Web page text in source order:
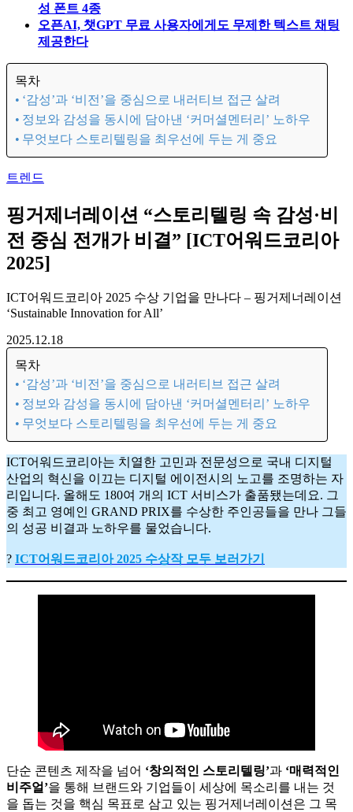
성 폰트 4종
오픈AI, 챗GPT 무료 사용자에게도 무제한 텍스트 채팅
제공한다
목차
‘감성’과 ‘비전’을 중심으로 내러티브 접근 살려
정보와 감성을 동시에 담아낸 ‘커머셜멘터리’ 노하우
무엇보다 스토리텔링을 최우선에 두는 게 중요
트렌드
핑거제너레이션 “스토리텔링 속 감성·비
전 중심 전개가 비결” [ICT어워드코리아
2025]
ICT어워드코리아 2025 수상 기업을 만나다 – 핑거제너레이션
‘Sustainable Innovation for All’
2025.12.18
목차
‘감성’과 ‘비전’을 중심으로 내러티브 접근 살려
정보와 감성을 동시에 담아낸 ‘커머셜멘터리’ 노하우
무엇보다 스토리텔링을 최우선에 두는 게 중요
ICT어워드코리아는 치열한 고민과 전문성으로 국내 디지털
산업의 혁신을 이끄는 디지털 에이전시의 노고를 조명하는 자
리입니다. 올해도 180여 개의 ICT 서비스가 출품됐는데요. 그
중 최고 영예인 GRAND PRIX를 수상한 주인공들을 만나 그들
의 성공 비결과 노하우를 물었습니다.
? ICT어워드코리아 2025 수상작 모두 보러가기
단순 콘텐츠 제작을 넘어 ‘창의적인 스토리텔링’과 ‘매력적인
비주얼’을 통해 브랜드와 기업들이 세상에 목소리를 내는 것
을 돕는 것을 핵심 목표로 삼고 있는 핑거제너레이션은 그 목